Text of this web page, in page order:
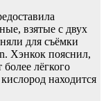
взятые с двух
для съёмки
Хэнкок пояснил,
более лёгкого
находится